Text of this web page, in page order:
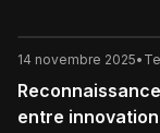
connexions
14 novembre 2025•
entre